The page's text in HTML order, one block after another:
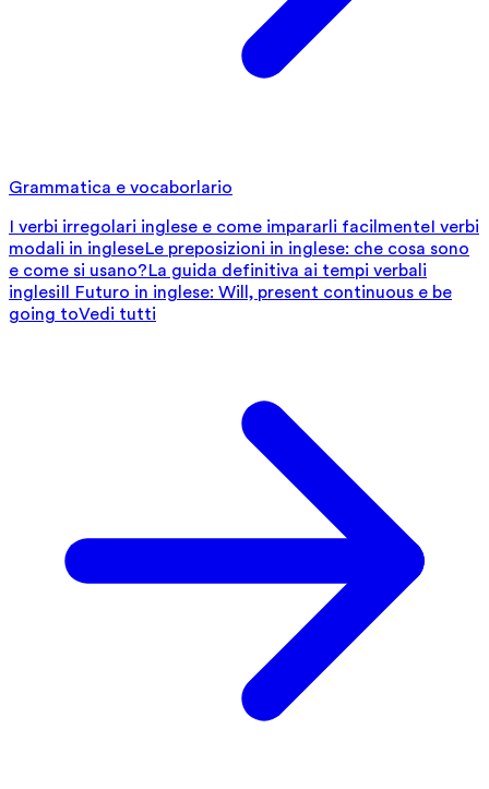
Grammatica e vocaborlario
I verbi irregolari inglese e come impararli facilmenteI verbi
modali in ingleseLe preposizioni in inglese: che cosa sono
e come si usano?La guida definitiva ai tempi verbali
inglesiIl Futuro in inglese: Will, present continuous e be
going toVedi tutti